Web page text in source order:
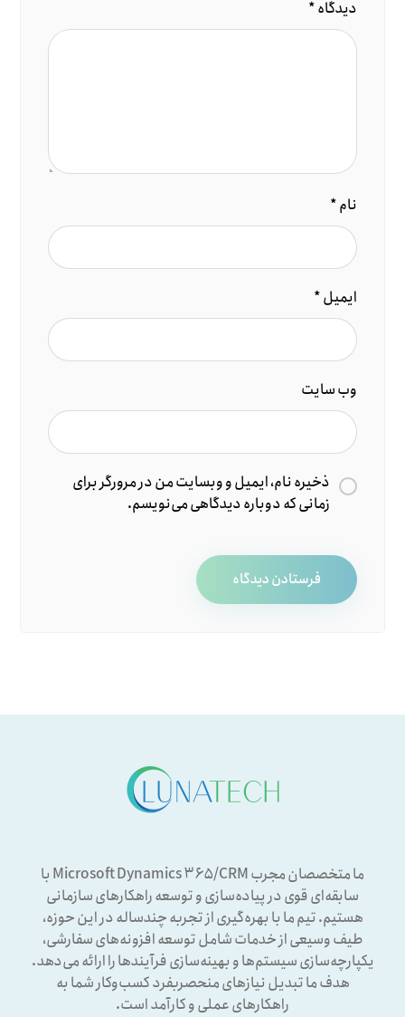
دیدگاه*
نام*
ایمیل*
وب‌ سایت
ذخیره نام، ایمیل و وبسایت من در مرورگر برای
زمانی که دوباره دیدگاهی می‌نویسم.
فرستادن دیدگاه
ما متخصصان مجرب Microsoft Dynamics ۳۶۵/CRM با
سابقه‌ای قوی در پیاده‌سازی و توسعه راهکارهای سازمانی
هستیم. تیم ما با بهره‌گیری از تجربه چندساله در این حوزه،
طیف وسیعی از خدمات شامل توسعه افزونه‌های سفارشی،
یکپارچه‌سازی سیستم‌ها و بهینه‌سازی فرآیندها را ارائه می‌دهد.
هدف ما تبدیل نیازهای منحصربفرد کسب‌وکار شما به
راهکارهای عملی و کارآمد است.